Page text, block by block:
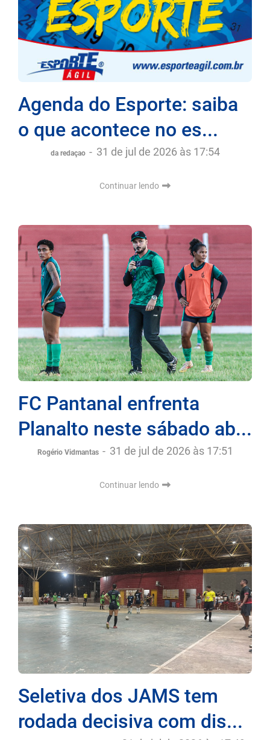
Agenda do Esporte: saiba
o que acontece no es...
da redaçao - 31 de jul de 2026 às 17:54
Continuar lendo
FC Pantanal enfrenta
Planalto neste sábado ab...
Rogério Vidmantas - 31 de jul de 2026 às 17:51
Continuar lendo
Seletiva dos JAMS tem
rodada decisiva com dis...